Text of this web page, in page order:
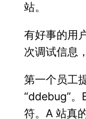
站。
有好事的用
次调试信息
第一个员工
“ddebug”
符。A 站真